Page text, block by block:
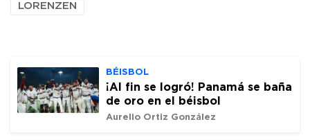
LORENZEN
BÉISBOL
¡Al fin se logró! Panamá se baña
de oro en el béisbol
Aurelio Ortiz González